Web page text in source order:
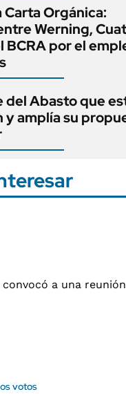
Carta Orgánica:
Werning,
por el
del Abasto que
y amplía su
votos